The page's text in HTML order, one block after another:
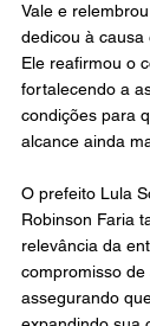
Vale e
dedicou à causa
Ele reafirmou o
fortalecendo a
condições para
alcance ainda
O prefeito Lula
Robinson Faria
relevância da
compromisso de
assegurando